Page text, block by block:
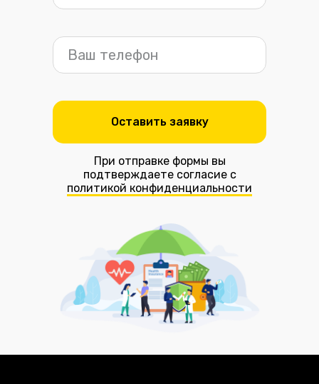
Оставить заявку
При отправке формы вы
подтверждаете согласие с
политикой конфиденциальности